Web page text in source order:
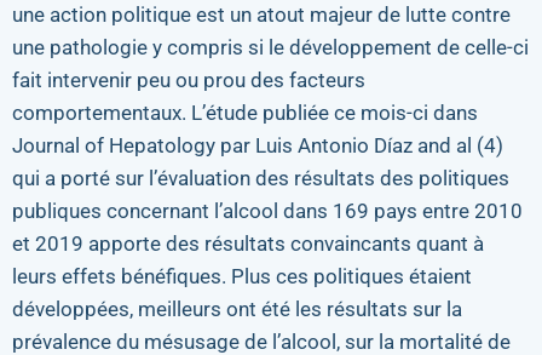
une action politique est un atout majeur de lutte contre
une pathologie y compris si le développement de celle-ci
fait intervenir peu ou prou des facteurs
comportementaux. L’étude publiée ce mois-ci dans
Journal of Hepatology par Luis Antonio Díaz and al (4)
qui a porté sur l’évaluation des résultats des politiques
publiques concernant l’alcool dans 169 pays entre 2010
et 2019 apporte des résultats convaincants quant à
leurs effets bénéfiques. Plus ces politiques étaient
développées, meilleurs ont été les résultats sur la
prévalence du mésusage de l’alcool, sur la mortalité de